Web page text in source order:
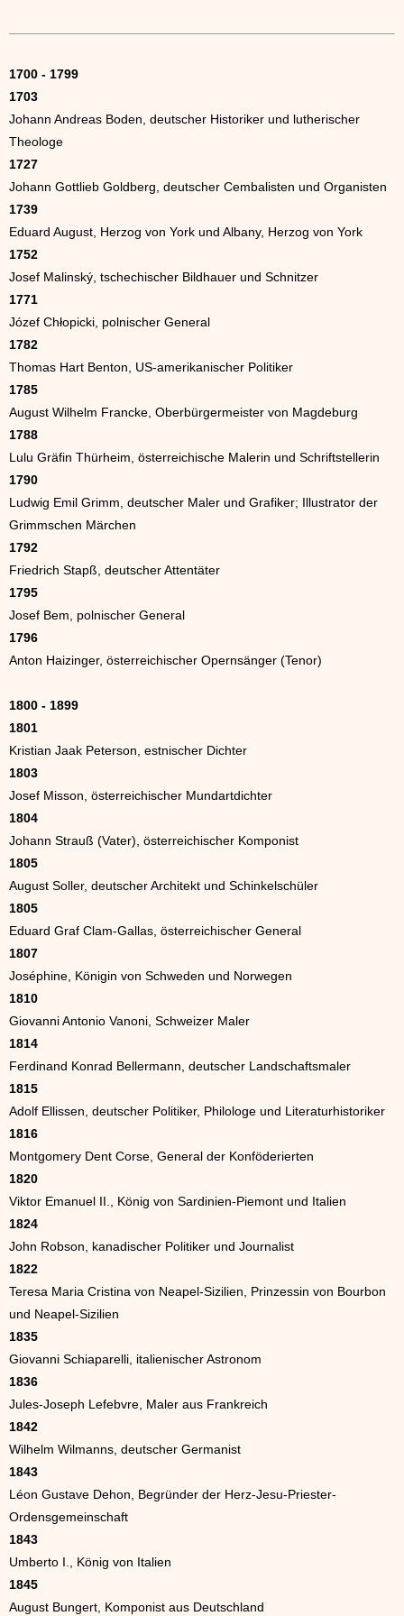
1700 - 1799
1703
Johann Andreas Boden, deutscher Historiker und lutherischer
Theologe
1727
Johann Gottlieb Goldberg, deutscher Cembalisten und Organisten
1739
Eduard August, Herzog von York und Albany, Herzog von York
1752
Josef Malinský, tschechischer Bildhauer und Schnitzer
1771
Józef Chłopicki, polnischer General
1782
Thomas Hart Benton, US-amerikanischer Politiker
1785
August Wilhelm Francke, Oberbürgermeister von Magdeburg
1788
Lulu Gräfin Thürheim, österreichische Malerin und Schriftstellerin
1790
Ludwig Emil Grimm, deutscher Maler und Grafiker; Illustrator der
Grimmschen Märchen
1792
Friedrich Stapß, deutscher Attentäter
1795
Josef Bem, polnischer General
1796
Anton Haizinger, österreichischer Opernsänger (Tenor)
1800 - 1899
1801
Kristian Jaak Peterson, estnischer Dichter
1803
Josef Misson, österreichischer Mundartdichter
1804
Johann Strauß (Vater), österreichischer Komponist
1805
August Soller, deutscher Architekt und Schinkelschüler
1805
Eduard Graf Clam-Gallas, österreichischer General
1807
Joséphine, Königin von Schweden und Norwegen
1810
Giovanni Antonio Vanoni, Schweizer Maler
1814
Ferdinand Konrad Bellermann, deutscher Landschaftsmaler
1815
Adolf Ellissen, deutscher Politiker, Philologe und Literaturhistoriker
1816
Montgomery Dent Corse, General der Konföderierten
1820
Viktor Emanuel II., König von Sardinien-Piemont und Italien
1824
John Robson, kanadischer Politiker und Journalist
1822
Teresa Maria Cristina von Neapel-Sizilien, Prinzessin von Bourbon
und Neapel-Sizilien
1835
Giovanni Schiaparelli, italienischer Astronom
1836
Jules-Joseph Lefebvre, Maler aus Frankreich
1842
Wilhelm Wilmanns, deutscher Germanist
1843
Léon Gustave Dehon, Begründer der Herz-Jesu-Priester-
Ordensgemeinschaft
1843
Umberto I., König von Italien
1845
August Bungert, Komponist aus Deutschland